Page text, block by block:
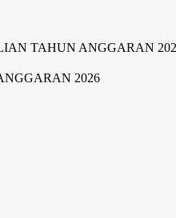
TAHUN ANGGARAN
2026